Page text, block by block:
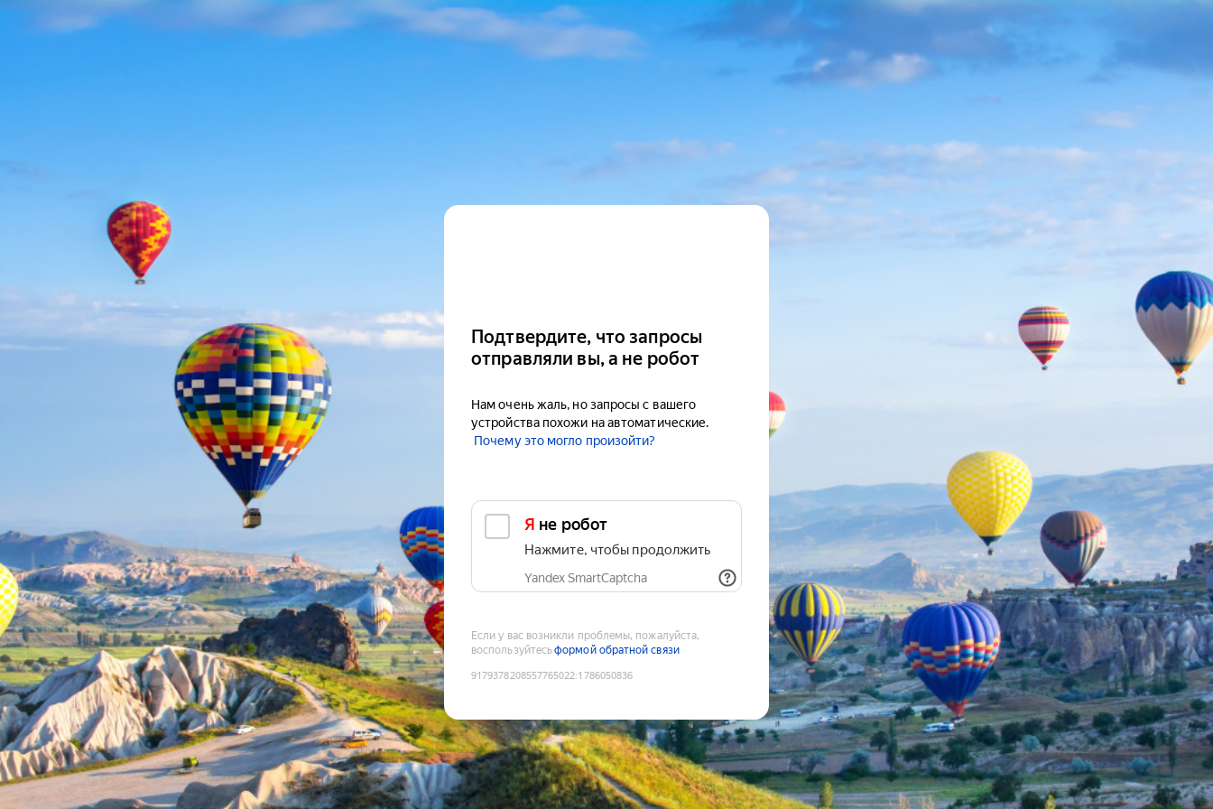
Подтвердите, что запросы
отправляли вы, а не робот
Нам очень жаль, но запросы с вашего
устройства похожи на автоматические.
Почему это могло произойти?
Я не робот
Нажмите, чтобы продолжить
Yandex SmartCaptcha
Если у вас возникли проблемы, пожалуйста,
воспользуйтесьформой обратной связи
9179378208557765022:1786050836